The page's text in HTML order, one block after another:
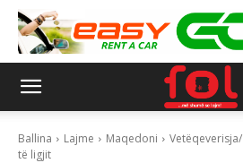
Ballina Lajme Maqedoni
të ligjit